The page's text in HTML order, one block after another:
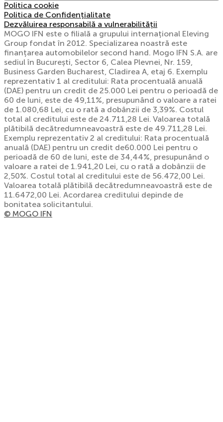
Politica cookie
Politica de Confidențialitate
Dezvăluirea responsabilă a vulnerabilității
MOGO IFN este o filială a grupului internațional Eleving
Group fondat în 2012. Specializarea noastră este
finanțarea automobilelor second hand. Mogo IFN S.A. are
sediul în București, Sector 6, Calea Plevnei, Nr. 159,
Business Garden Bucharest, Cladirea A, etaj 6. Exemplu
reprezentativ 1 al creditului: Rata procentuală anuală
(DAE) pentru un credit de 25.000 Lei pentru o perioadă de
60 de luni, este de 49,11%, presupunând o valoare a ratei
de 1.080,68 Lei, cu o rată a dobânzii de 3,39%. Costul
total al creditului este de 24.711,28 Lei. Valoarea totală
plătibilă decătredumneavoastră este de 49.711,28 Lei.
Exemplu reprezentativ 2 al creditului: Rata procentuală
anuală (DAE) pentru un credit de60.000 Lei pentru o
perioadă de 60 de luni, este de 34,44%, presupunând o
valoare a ratei de 1.941,20 Lei, cu o rată a dobânzii de
2,50%. Costul total al creditului este de 56.472,00 Lei.
Valoarea totală plătibilă decătredumneavoastră este de
11.6472,00 Lei. Acordarea creditului depinde de
bonitatea solicitantului.
© MOGO IFN